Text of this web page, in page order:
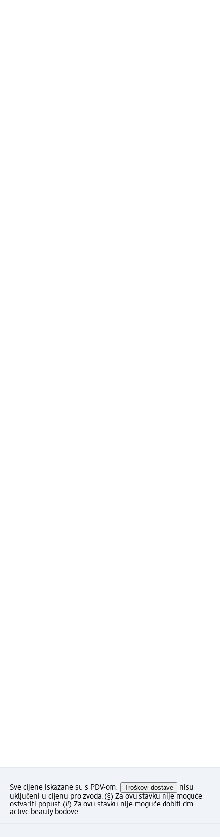
Sve cijene iskazane su s PDV-om. Troškovi dostave
nisu
uključeni u cijenu proizvoda.(§) Za ovu stavku nije moguće
ostvariti popust.(#) Za ovu stavku nije moguće dobiti dm
active beauty bodove.